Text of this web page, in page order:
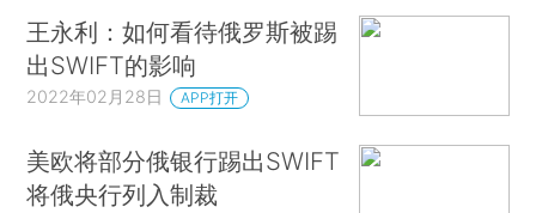
王永利：如何看待俄罗斯被踢
出SWIFT的影响
2022年02月28日 APP打开
美欧将部分俄银行踢出SWIFT
将俄央行列入制裁